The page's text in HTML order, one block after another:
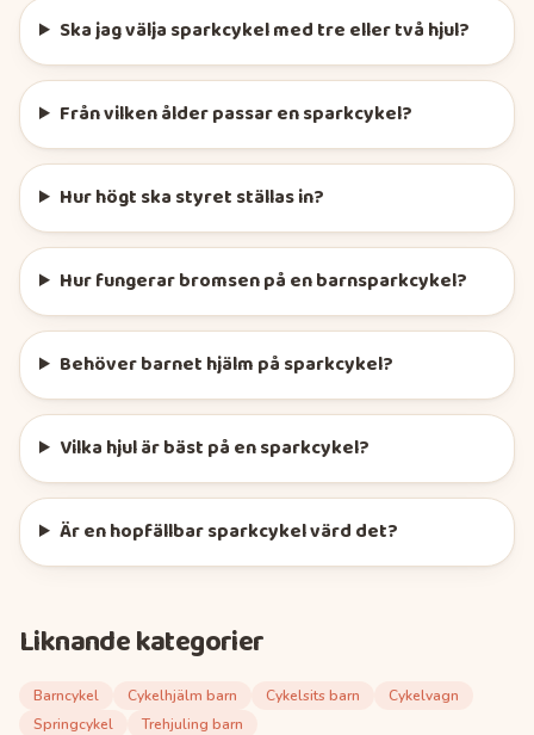
Ska jag välja sparkcykel med tre eller två hjul?
Från vilken ålder passar en sparkcykel?
Hur högt ska styret ställas in?
Hur fungerar bromsen på en barnsparkcykel?
Behöver barnet hjälm på sparkcykel?
Vilka hjul är bäst på en sparkcykel?
Är en hopfällbar sparkcykel värd det?
Liknande kategorier
Barncykel Cykelhjälm barn Cykelsits barn
Cykelvagn
Springcykel
Trehjuling barn